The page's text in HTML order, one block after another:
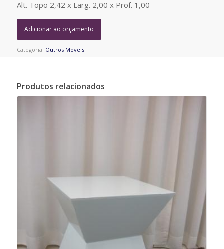
Alt. Topo 2,42 x Larg. 2,00 x Prof. 1,00
Adicionar ao orçamento
Categoria: Outros Moveis
Produtos relacionados